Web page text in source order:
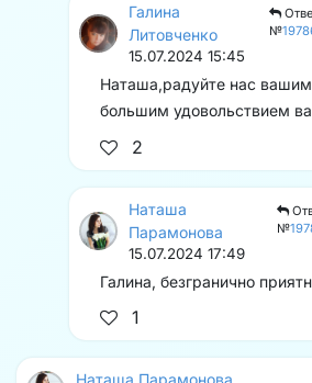
Галина
Литовченко
№
15.07.2024 15:45
Наташа,радуйте нас
большим удовольствием
2
Наташа
Парамонова
№
15.07.2024 17:49
Галина, безгранично
1